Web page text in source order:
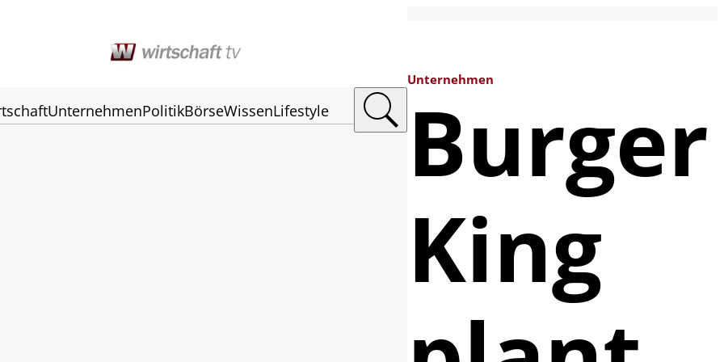
UnternehmenPolitikBörseWissenLifestyle
Unternehmen
Burger
King